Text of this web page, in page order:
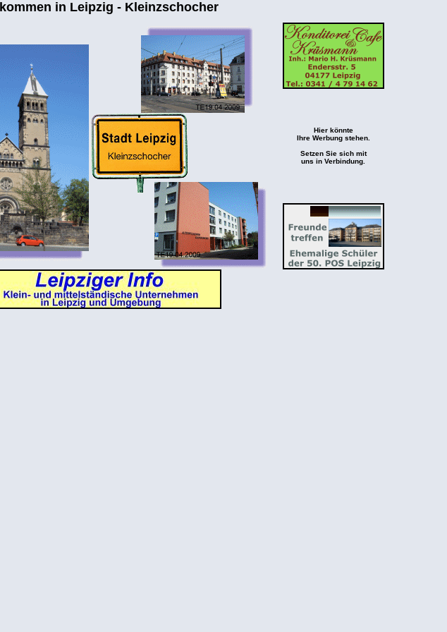
in Leipzig - Kleinzschocher
Hier könnte
Ihre Werbung stehen.
Setzen Sie sich mit
uns in Verbindung.